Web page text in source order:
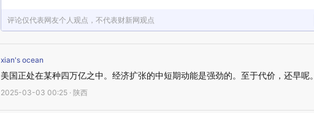
评论仅代表网友个人观点，不代表财新网观点
xian's ocean
美国正处在某种四万亿之中。经济扩张的中短期动能是强劲的。至于代价，还早呢。
2025-03-03 00:25 · 陕西